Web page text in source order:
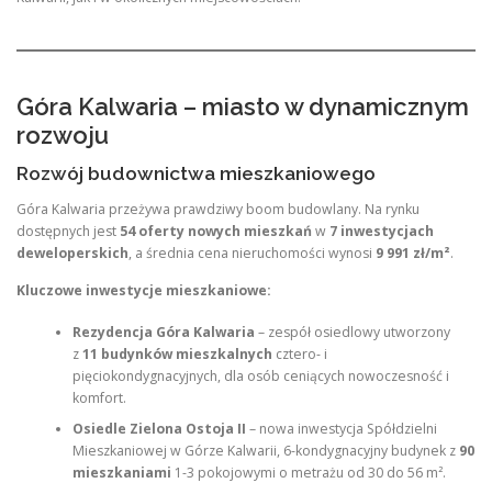
Góra Kalwaria – miasto w dynamicznym
rozwoju
Rozwój budownictwa mieszkaniowego
Góra Kalwaria przeżywa prawdziwy boom budowlany. Na rynku
dostępnych jest 54 oferty nowych mieszkań w 7 inwestycjach
deweloperskich, a średnia cena nieruchomości wynosi 9 991 zł/m².
Kluczowe inwestycje mieszkaniowe:
Rezydencja Góra Kalwaria – zespół osiedlowy utworzony
z11 budynków mieszkalnych cztero- i
pięciokondygnacyjnych, dla osób ceniących nowoczesność i
komfort.
Osiedle Zielona Ostoja II – nowa inwestycja Spółdzielni
Mieszkaniowej w Górze Kalwarii, 6-kondygnacyjny budynek z 90
mieszkaniami 1-3 pokojowymi o metrażu od 30 do 56 m².